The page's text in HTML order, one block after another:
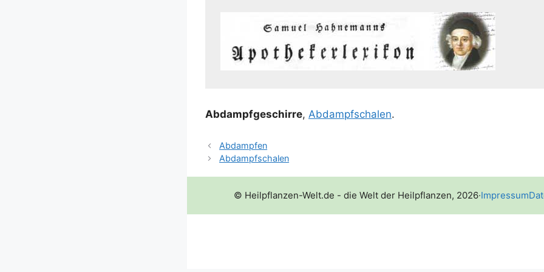
Abdampf­ge­schir­re, Abdampf­scha­len.
Abdampfen
Abdampfschalen
© Heilpflanzen-Welt.de - die Welt der Heilpflanzen, 2026·Impressum